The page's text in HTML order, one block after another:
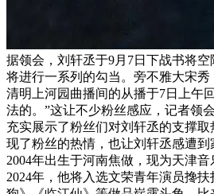
据领会，刘轩丞于9月7日下战书将
将进行一系列的勾当。旁不雅大宋秀
清明上河园曲播间的从播于7日上午
法的。”这让不少粉丝感应，记者领
充实展示了粉丝们对刘轩丞的支撑
现了粉丝的热情，也让刘轩丞感遭到
2004年出生于河南焦做，现为天津音
2024年，他将入选文荣青年演员搀